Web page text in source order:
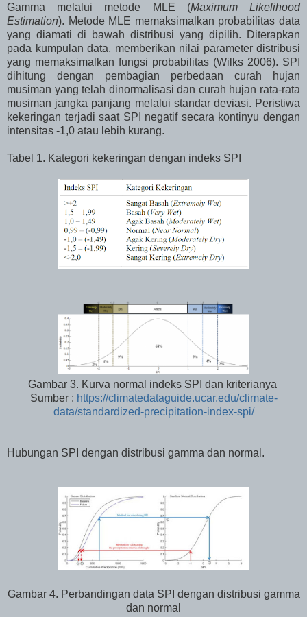
Gamma melalui metode MLE (Maximum Likelihood
Estimation). Metode MLE memaksimalkan probabilitas data
yang diamati di bawah distribusi yang dipilih.
Diterapkan
pada kumpulan data, memberikan nilai parameter distribusi
yang memaksimalkan fungsi probabilitas (Wilks 2006). SPI
dihitung dengan pembagian perbedaan curah hujan
musiman yang telah dinormalisasi dan curah hujan rata-rata
musiman jangka panjang melalui standar deviasi. Peristiwa
kekeringan terjadi saat SPI negatif secara kontinyu dengan
intensitas -1,0 atau lebih kurang.
Tabel 1. Kategori kekeringan dengan indeks SPI
Gambar 3. Kurva normal indeks SPI dan kriterianya
Sumber : https://climatedataguide.ucar.edu/climate-
data/standardized-precipitation-index-spi/
Hubungan SPI dengan distribusi gamma dan normal.
Gambar 4. Perbandingan data SPI dengan distribusi gamma
dan normal